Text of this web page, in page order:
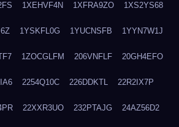
1XEHVF4N 1XFRA9ZO 1XS2YS68
1YSKFL0G 1YUCNSFB 1YYN7W1J
1ZOCGLFM 206VNFLF 20GH4EFO
2254Q10C 226DDKTL 22R2IX7P
22XXR3UO 232PTAJG 24AZ56D2